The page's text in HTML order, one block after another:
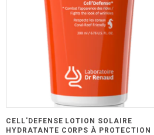
CELL'DEFENSE LOTION SOLAIRE
HYDRATANTE CORPS À PROTECTION